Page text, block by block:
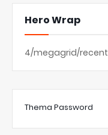
Hero Wrap
4/megagrid/recent
Thema Password